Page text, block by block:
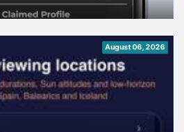
August 06, 2026